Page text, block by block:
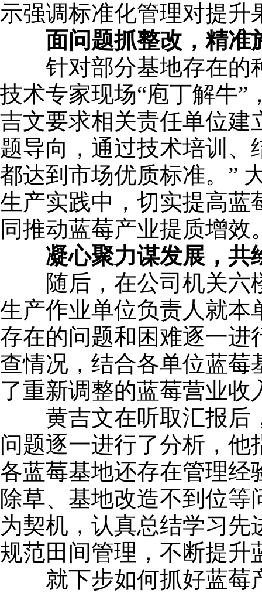
示强调标准化管理对提升
面问题抓整改，精准
针对部分基地存在的
技术专家现场“庖丁解牛”
吉文要求相关责任单位建
题导向，通过技术培训
都达到市场优质标准。”
生产实践中，切实提高蓝
同推动蓝莓产业提质增效
凝心聚力谋发展，共
随后，在公司机关六
生产作业单位负责人就本
存在的问题和困难逐一进
查情况，结合各单位蓝莓
了重新调整的蓝莓营业收
黄吉文在听取汇报后
问题逐一进行了分析，他
各蓝莓基地还存在管理经
除草、基地改造不到位
为契机，认真总结学习
规范田间管理，不断提升
就下步如何抓好蓝莓